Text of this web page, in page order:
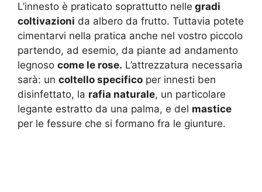
L’innesto è praticato soprattutto nelle gradi
coltivazioni da albero da frutto. Tuttavia potete
cimentarvi nella pratica anche nel vostro piccolo
partendo, ad esemio, da piante ad andamento
legnoso come le rose. L’attrezzatura necessaria
sarà: un coltello specifico per innesti ben
disinfettato, la rafia naturale, un particolare
legante estratto da una palma, e del mastice
per le fessure che si formano fra le giunture.